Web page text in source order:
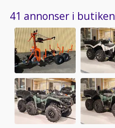
41 annonser i butiken